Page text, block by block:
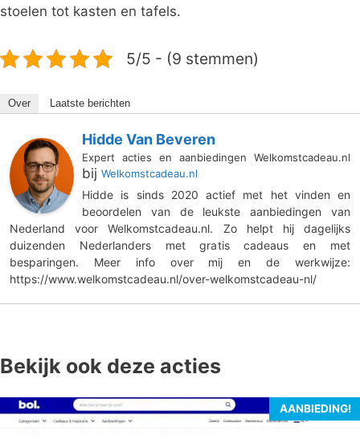
stoelen tot kasten en tafels.
5/5 - (9 stemmen)
Over Laatste berichten
Hidde Van Beveren
Expert acties en aanbiedingen Welkomstcadeau.nl
bij Welkomstcadeau.nl
Hidde is sinds 2020 actief met het vinden en
beoordelen van de leukste aanbiedingen van
Nederland voor Welkomstcadeau.nl. Zo helpt hij dagelijks
duizenden Nederlanders met gratis cadeaus en met
besparingen. Meer info over mij en de werkwijze:
https://www.welkomstcadeau.nl/over-welkomstcadeau-nl/
Bekijk ook deze acties
AANBIEDING!